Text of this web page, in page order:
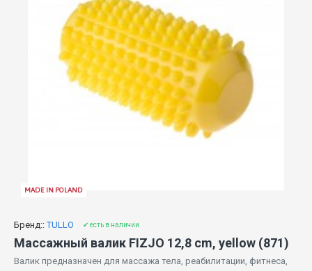
MADE IN POLAND
Бренд:: TULLO ✔ есть в наличии
Массажный валик FIZJO 12,8 cm, yellow (871)
Валик предназначен для массажа тела, реабилитации, фитнеса,